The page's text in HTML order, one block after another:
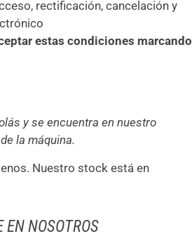
rectificación, cancelación y
estas condiciones marcando
y se encuentra en nuestro
la máquina.
Nuestro stock está en
NOSOTROS